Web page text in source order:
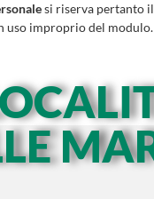
si riserva pertanto
uso improprio del modulo.